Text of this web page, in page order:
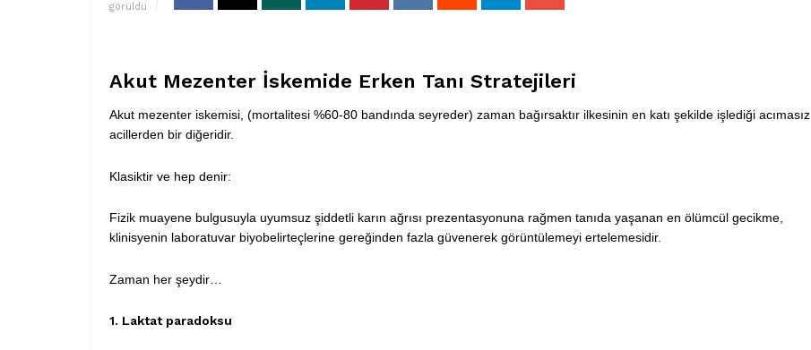
görüldü
Akut Mezenter İskemide Erken Tanı Stratejileri
Akut mezenter iskemisi, (mortalitesi %60-80 bandında seyreder) zaman bağırsaktır ilkesinin en katı şekilde işlediği acımasız
acillerden bir diğeridir.
Klasiktir ve hep denir:
Fizik muayene bulgusuyla uyumsuz şiddetli karın ağrısı prezentasyonuna rağmen tanıda yaşanan en ölümcül gecikme,
klinisyenin laboratuvar biyobelirteçlerine gereğinden fazla güvenerek görüntülemeyi ertelemesidir.
Zaman her şeydir…
1. Laktat paradoksu